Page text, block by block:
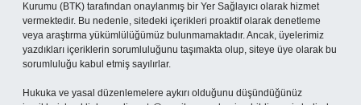
Kurumu (BTK) tarafından onaylanmış bir Yer Sağlayıcı olarak hizmet
vermektedir. Bu nedenle, sitedeki içerikleri proaktif olarak denetleme
veya araştırma yükümlülüğümüz bulunmamaktadır. Ancak, üyelerimiz
yazdıkları içeriklerin sorumluluğunu taşımakta olup, siteye üye olarak bu
sorumluluğu kabul etmiş sayılırlar.
Hukuka ve yasal düzenlemelere aykırı olduğunu düşündüğünüz